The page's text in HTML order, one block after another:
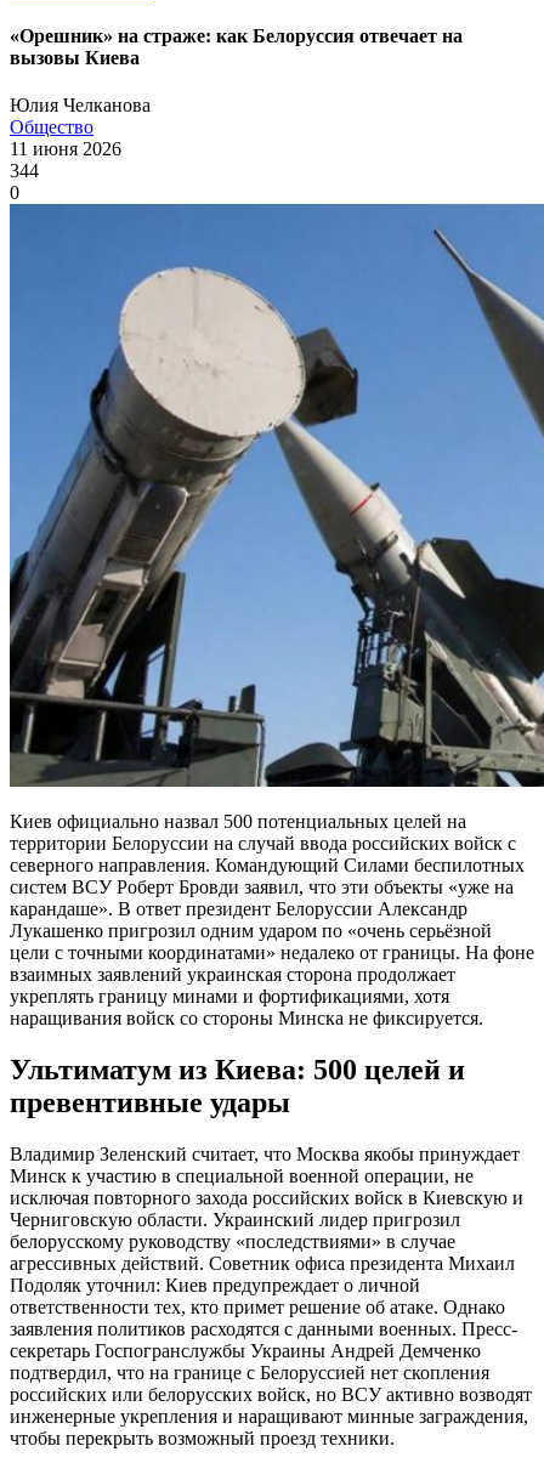
«Орешник» на страже: как Белоруссия отвечает на
вызовы Киева
Юлия Челканова
Общество
11 июня 2026
344
0
Киев официально назвал 500 потенциальных целей на
территории Белоруссии на случай ввода российских войск с
северного направления. Командующий Силами беспилотных
систем ВСУ Роберт Бровди заявил, что эти объекты «уже на
карандаше». В ответ президент Белоруссии Александр
Лукашенко пригрозил одним ударом по «очень серьёзной
цели с точными координатами» недалеко от границы. На фоне
взаимных заявлений украинская сторона продолжает
укреплять границу минами и фортификациями, хотя
наращивания войск со стороны Минска не фиксируется.
Ультиматум из Киева: 500 целей и
превентивные удары
Владимир Зеленский считает, что Москва якобы принуждает
Минск к участию в специальной военной операции, не
исключая повторного захода российских войск в Киевскую и
Черниговскую области. Украинский лидер пригрозил
белорусскому руководству «последствиями» в случае
агрессивных действий. Советник офиса президента Михаил
Подоляк уточнил: Киев предупреждает о личной
ответственности тех, кто примет решение об атаке. Однако
заявления политиков расходятся с данными военных. Пресс-
секретарь Госпогранслужбы Украины Андрей Демченко
подтвердил, что на границе с Белоруссией нет скопления
российских или белорусских войск, но ВСУ активно возводят
инженерные укрепления и наращивают минные заграждения,
чтобы перекрыть возможный проезд техники.